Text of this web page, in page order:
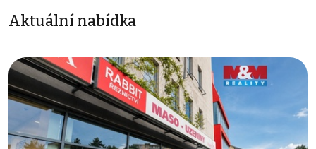
Aktuální nabídka